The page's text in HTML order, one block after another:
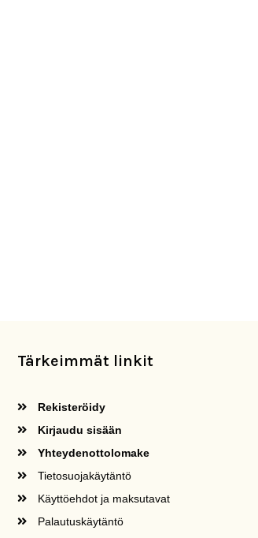
Tärkeimmät linkit
Rekisteröidy
Kirjaudu sisään
Yhteydenottolomake
Tietosuojakäytäntö
Käyttöehdot ja maksutavat
Palautuskäytäntö